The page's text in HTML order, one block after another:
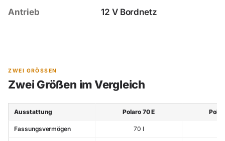
Antrieb
12 V Bordnetz
ZWEI GRÖSSEN
Zwei Größen im Vergleich
Ausstattung Polaro 70 E
Fassungsvermögen 70 l